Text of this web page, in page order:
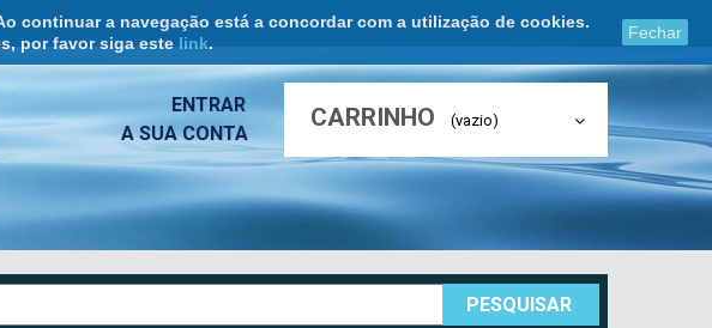
continuar a navegação está a concordar com a utilização de cookies.
por favor siga este link.
Fechar
CARRINHO (vazio)
ENTRAR
A SUA CONTA
PESQUISAR